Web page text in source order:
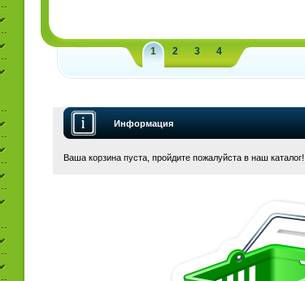
1 2 3 4
Информация
Ваша корзина пуста, пройдите пожалуйста в наш каталог!